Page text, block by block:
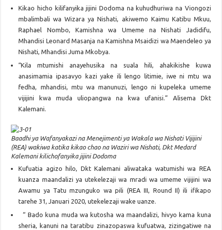
Kikao hicho kilifanyika jijini Dodoma na kuhudhuriwa na Viongozi
mbalimbali wa Wizara ya Nishati, akiwemo Kaimu Katibu Mkuu,
Raphael Nombo, Kamishna wa Umeme na Nishati Jadidifu,
Mhandisi Leonard Masanja na Kamishna Msaidizi wa Maendeleo ya
Nishati, Mhandisi Juma Mkobya.
“Kila mtumishi anayehusika na suala hili, ahakikishe kuwa
anasimamia ipasavyo kazi yake ili lengo litimie, iwe ni mtu wa
fedha, mhandisi, mtu wa manunuzi, lengo ni kupeleka umeme
vijijini kwa muda uliopangwa na kwa ufanisi.” Alisema Dkt
Kalemani.
Baadhi ya Wafanyakazi na Menejimenti ya Wakala wa Nishati Vijijini
(REA) wakiwa katika kikao chao na Waziri wa Nishati, Dkt Medard
Kalemani kilichofanyika jijini Dodoma
Kufuatia agizo hilo, Dkt Kalemani aliwataka watumishi wa REA
kuanza maandalizi ya utekelezaji wa mradi wa umeme vijijini wa
Awamu ya Tatu mzunguko wa pili (REA III, Round II) ili ifikapo
tarehe 31, Januari 2020, utekelezaji wake uanze.
“ Bado kuna muda wa kutosha wa maandalizi, hivyo kama kuna
sheria, kanuni na taratibu zinazopaswa kufuatwa, zizingatiwe na